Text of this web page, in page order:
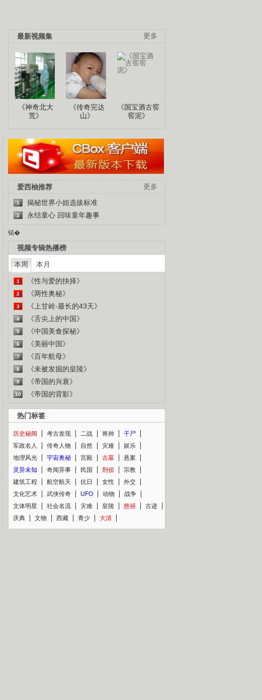
更多
最新视频集
《神奇北大
荒》
《传奇完达
山》
《国宝酒古窖
窖泥》
更多
爱西柚推荐
1 揭秘世界小姐选拔标准
2 永结童心 回味童年趣事
锘�
视频专辑热播榜
本周 本月
1 《性与爱的抉择》
2 《两性奥秘》
3 《上甘岭-最长的43天》
4 《舌尖上的中国》
5 《中国美食探秘》
6 《美丽中国》
7 《百年航母》
8 《未被发掘的皇陵》
9 《帝国的兴衰》
10 《帝国的背影》
热门标签
历史秘闻 考古发现 二战 将帅
干尸
军政名人
传奇人物 自然 灾难
娱乐
地理风光
宇宙奥秘 宫殿 古墓
悬案
灵异未知
奇闻异事 民国 刑侦
宗教
建筑工程
航空航天 抗日 女性
外交
文化艺术
武侠传奇 UFO 动物
战争
文体明星
社会名流 灾难 皇陵 慈禧
古迹
庆典
文物 西藏 青少 大清